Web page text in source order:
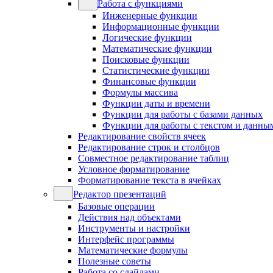
Работа с функциями
Инженерные функции
Информационные функции
Логические функции
Математические функции
Поисковые функции
Статистические функции
Финансовые функции
Формулы массива
Функции даты и времени
Функции для работы с базами данных
Функции для работы с текстом и
Редактирование свойств ячеек
Редактирование строк и столбцов
Совместное редактирование таблиц
Условное форматирование
Форматирование текста в ячейках
Редактор презентаций
Базовые операции
Действия над объектами
Инструменты и настройки
Интерфейс программы
Математические формулы
Полезные советы